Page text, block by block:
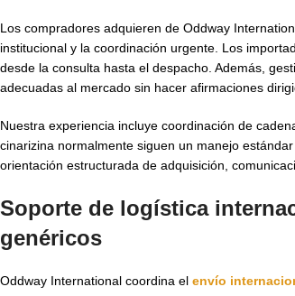
Los compradores adquieren de Oddway
institucional y la coordinación urgente. Los
desde la consulta hasta el despacho. Además,
adecuadas al mercado sin hacer afirmaciones
Nuestra experiencia incluye coordinación de
cinarizina normalmente siguen un manejo
orientación estructurada de adquisición,
Soporte de logística
genéricos
Oddway International coordina el envío